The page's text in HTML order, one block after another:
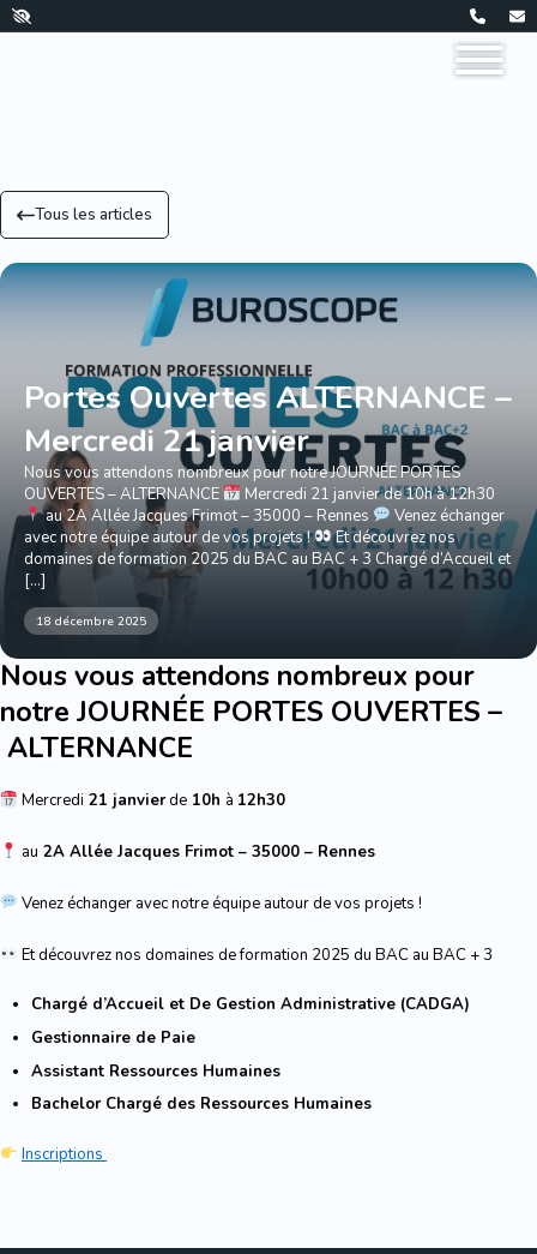
Tous les articles
Portes Ouvertes ALTERNANCE –
Mercredi 21 janvier
Nous vous attendons nombreux pour notre JOURNÉE PORTES
OUVERTES – ALTERNANCE
Mercredi 21 janvier de 10h à 12h30
au 2A Allée Jacques Frimot – 35000 – Rennes
Venez échanger
avec notre équipe autour de vos projets !
Et découvrez nos
domaines de formation 2025 du BAC au BAC + 3 Chargé d’Accueil et
[…]
18 décembre 2025
Nous vous attendons nombreux pour
notre JOURNÉE PORTES OUVERTES –
ALTERNANCE
Mercredi 21 janvierde 10h à 12h30
au 2A Allée Jacques Frimot –35000 – Rennes
Venez échanger avec notre équipe autour de vos projets !
Et découvrez nos domaines de formation 2025 du BAC au BAC + 3
Chargé d’Accueil et De Gestion Administrative (CADGA)
Gestionnaire de Paie
Assistant Ressources Humaines
Bachelor Chargé des Ressources Humaines
Inscriptions